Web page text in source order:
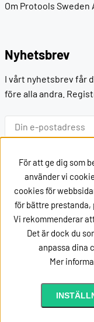
Lägg
Om Protools Sweden
Nyhetsbrev
I vårt nyhetsbrev får
före alla andra.
Kontakt
eller ring oss på
För att ge dig som
använder vi
cookies för
för bättre
Vi rekommenderar
Det är dock du
anpassa dina
Mer